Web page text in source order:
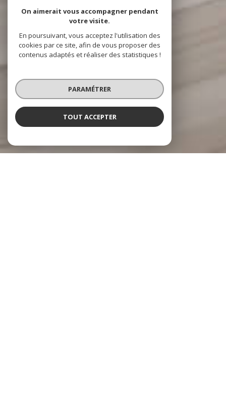
On aimerait vous accompagner pendant
votre visite.
En poursuivant, vous acceptez l'utilisation des
cookies par ce site, afin de vous proposer des
contenus adaptés et réaliser des statistiques !
PARAMÉTRER
TOUT ACCEPTER